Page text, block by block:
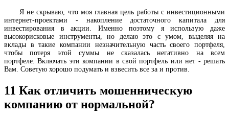
Я не скрываю, что моя главная цель работы с инвестиционными
интернет-проектами - накопление достаточного капитала для
инвестирования в акции. Именно поэтому я использую даже
высокорисковые инструменты, но делаю это с умом, выделяя на
вклады в такие компании незначительную часть своего портфеля,
чтобы потеря этой суммы не сказалась негативно на всем
портфеле. Включать эти компании в свой портфель или нет - решать
Вам. Советую хорошо подумать и взвесить все за и против.
11 Как отличить мошенническую
компанию от нормальной?